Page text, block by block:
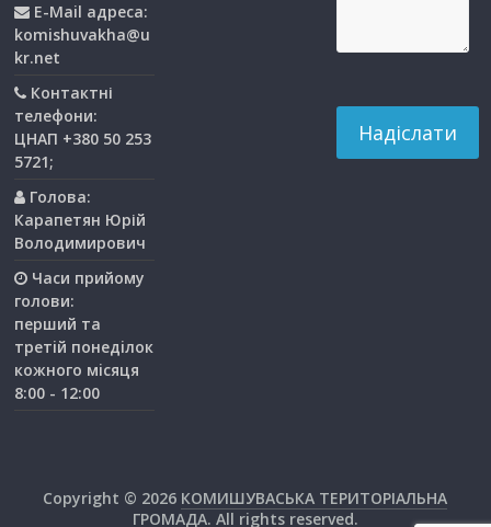
E-Mail адреса:
komishuvakha@u
kr.net
Контактні
телефони:
ЦНАП +380 50 253
5721;
Голова:
Карапетян Юрій
Володимирович
Часи прийому
голови:
перший та
третiй понедiлок
кожного мiсяця
8:00 - 12:00
Copyright © 2026 КОМИШУВАСЬКА ТЕРИТОРІАЛЬНА
ГРОМАДА. All rights reserved.